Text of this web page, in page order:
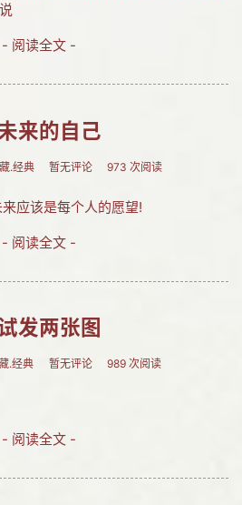
- 阅读全文 -
来的自己
.经典 暂无评论 973 次阅读
应该是每个人的愿望!
- 阅读全文 -
发两张图
.经典 暂无评论 989 次阅读
- 阅读全文 -